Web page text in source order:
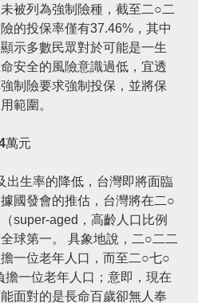
被列為強制險種，截至二○二
的投保率僅有37.46%，其中
示多數民眾對於可能是一生
安全的風險意識過低，宜透
制險要求強制投保，並將保
範圍。
萬元
出生率的降低，台灣即將面臨
國發會的推估，台灣將在二○
super-aged，高齡人口比例
球第一。 具象地說，二○二二
一位老年人口，而至二○七○
擔一位老年人口；意即，現在
面對的是長命百歲卻無人奉